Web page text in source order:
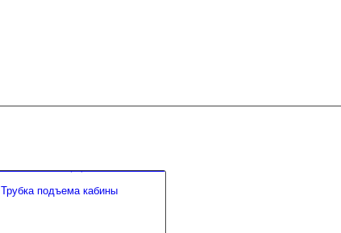
Трубка подъема кабины